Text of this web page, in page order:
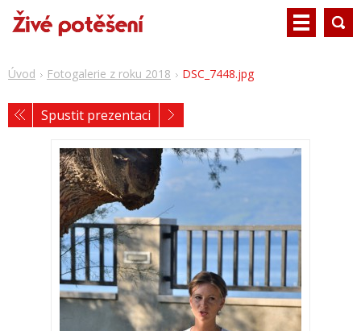
Úvod Fotogalerie z roku 2018 DSC_7448.jpg
Spustit prezentaci